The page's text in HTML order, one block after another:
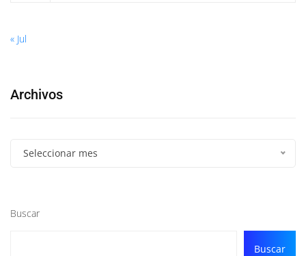
« Jul
Archivos
Seleccionar mes
Buscar
Buscar